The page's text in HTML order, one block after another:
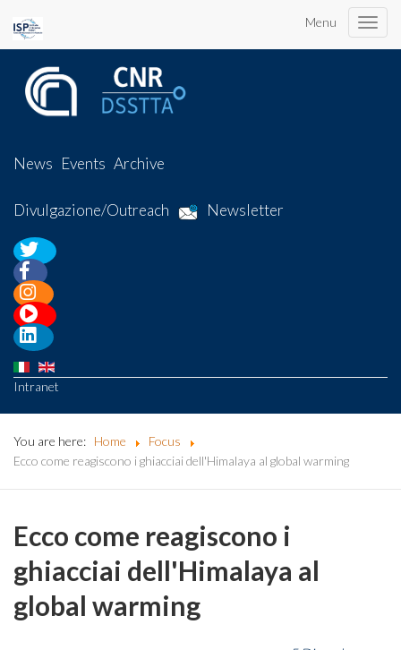
Menu
Toggle
News Events Archive
Divulgazione/Outreach Newsletter
Intranet
You are here: Home
Focus
Ecco come reagiscono i ghiacciai dell'Himalaya al global warming
Ecco come reagiscono i
ghiacciai dell'Himalaya al
global warming